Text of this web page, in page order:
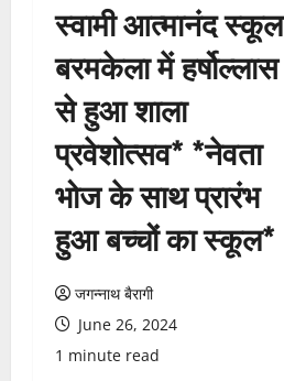
स्वामी आत्मानंद स्कूल
बरमकेला में हर्षोल्लास
से हुआ शाला
प्रवेशोत्सव* *नेवता
भोज के साथ प्रारंभ
हुआ बच्चों का स्कूल*
जगन्नाथ बैरागी
June 26, 2024
1 minute read